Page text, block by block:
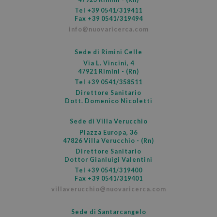
Tel +39 0541/319411
Fax +39 0541/319494
info@nuovaricerca.com
Sede di Rimini Celle
Via L. Vincini, 4
47921 Rimini - (Rn)
Tel +39 0541/358511
Direttore Sanitario
Dott. Domenico Nicoletti
Sede di Villa Verucchio
Piazza Europa, 36
47826 Villa Verucchio - (Rn)
Direttore Sanitario
Dottor Gianluigi Valentini
Tel +39 0541/319400
Fax +39 0541/319401
villaverucchio@nuovaricerca.com
Sede di Santarcangelo
ytidb::LAST_RESULT_ENTRY_KEY .youtube.com
_dc_gtm_UA-37103583-1
.nuovaricerca.com
Google Privacy Policy